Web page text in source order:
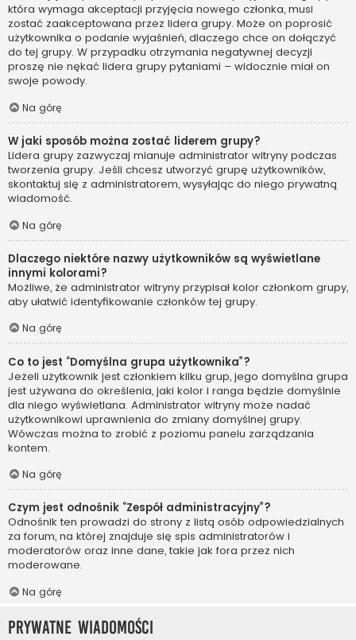
która wymaga akceptacji przyjęcia nowego członka, musi
zostać zaakceptowana przez lidera grupy. Może on poprosić
użytkownika o podanie wyjaśnień, dlaczego chce on dołączyć
do tej grupy. W przypadku otrzymania negatywnej decyzji
proszę nie nękać lidera grupy pytaniami – widocznie miał on
swoje powody.
Na górę
W jaki sposób można zostać liderem grupy?
Lidera grupy zazwyczaj mianuje administrator witryny podczas
tworzenia grupy. Jeśli chcesz utworzyć grupę użytkowników,
skontaktuj się z administratorem, wysyłając do niego prywatną
wiadomość.
Na górę
Dlaczego niektóre nazwy użytkowników są wyświetlane
innymi kolorami?
Możliwe, że administrator witryny przypisał kolor członkom grupy,
aby ułatwić identyfikowanie członków tej grupy.
Na górę
Co to jest “Domyślna grupa użytkownika”?
Jeżeli użytkownik jest członkiem kilku grup, jego domyślna grupa
jest używana do określenia, jaki kolor i ranga będzie domyślnie
dla niego wyświetlana. Administrator witryny może nadać
użytkownikowi uprawnienia do zmiany domyślnej grupy.
Wówczas można to zrobić z poziomu panelu zarządzania
kontem.
Na górę
Czym jest odnośnik “Zespół administracyjny”?
Odnośnik ten prowadzi do strony z listą osób odpowiedzialnych
za forum, na której znajduje się spis administratorów i
moderatorów oraz inne dane, takie jak fora przez nich
moderowane.
Na górę
Prywatne wiadomości